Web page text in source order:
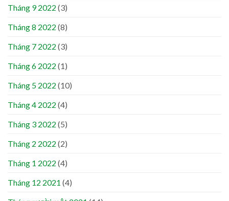
Tháng 9 2022 (3)
Tháng 8 2022 (8)
Tháng 7 2022 (3)
Tháng 6 2022 (1)
Tháng 5 2022 (10)
Tháng 4 2022 (4)
Tháng 3 2022 (5)
Tháng 2 2022 (2)
Tháng 1 2022 (4)
Tháng 12 2021 (4)